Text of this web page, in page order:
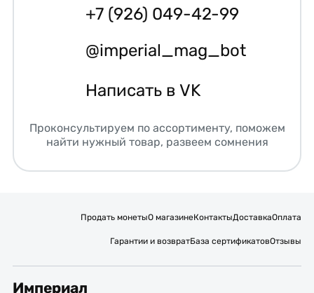
+7 (926) 049-42-99
@imperial_mag_bot
Написать в VK
Проконсультируем по ассортименту, поможем
найти нужный товар, развеем сомнения
Продать монетыО магазинеКонтактыДоставкаОплата
Гарантии и возвратБаза сертификатовОтзывы
Империал